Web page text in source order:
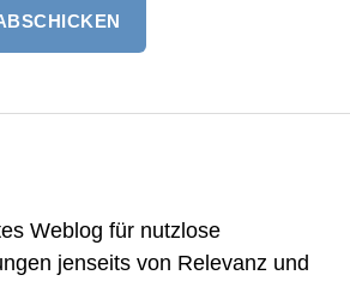
Weblog für nutzlose
jenseits von Relevanz und